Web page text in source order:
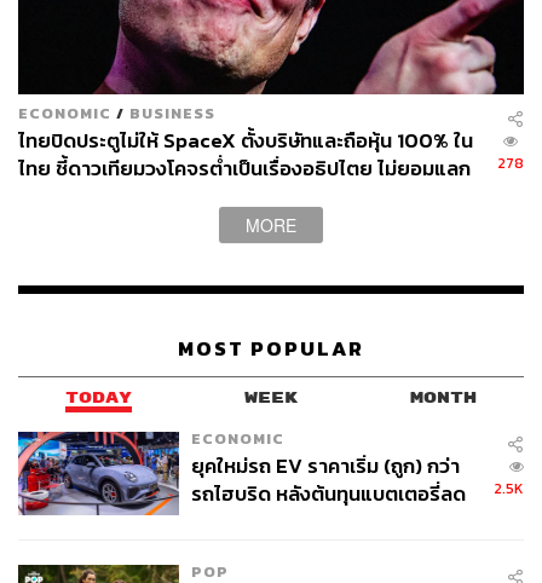
โดยในช่วงเวลาที่แห่งความวุ่นวายจากนโยบายของทรัมป์นี้
อัลบาเนซีสามารถแสดงให้เห็นถึงความนิ่งและท่าทีที่น่าเชื่อ
ถือในการตอบโต้การตัดสินใจของทรัมป์ที่จะเรียกเก็บภาษีนำ
เข้าจากออสเตรเลีย 10% ก่อนที่จะมีการระงับภาษีนำเข้าดัง
กล่าว
ปากท้อง-โลกร้อน สำคัญ
ชาวออสเตรเลียจำนวนมาก แสดงความเชื่อมั่นในนโยบายขอ
ครองชีพที่เพิ่มสูงและผลกระทบจากการเปลี่ยนแปลงสภาพ
อากาศ มากกว่าแนวคิดในทางอนุรักษนิยมของดัตตัน เช่น
การต่อต้านนโยบายส่งเสริมชนพื้นเมือง ต่อต้านผู้อพยพ หรือ
การมุ่งปราบปรามวัฒนธรรมการตื่นรู้ และการปลูกฝัง
แนวคิดต่างๆ ในโรงเรียน
อย่างไรก็ตาม ที่ผ่านมาอัลบาเนซีก็ถูกวิพากษ์วิจารณ์ว่า ยังไม่
ดำรงตำแหน่งสมัยแรก
ECONOMIC / BUSINESS
ไทยปิดประตูไม่ให้ SpaceX ตั้งบริษัทและถือหุ้น 100% ใน
ไทย ชี้ดาวเทียมวงโคจรต่ำเป็นเรื่องอธิปไตย ไม่ยอมแลก
278
MORE
MOST POPULAR
TODAY WEEK MONTH
ECONOMIC
ยุคใหม่รถ EV ราคาเริ่ม (ถูก) กว่า
รถไฮบริด หลังต้นทุนแบตเตอรี่ลด
2.5K
POP